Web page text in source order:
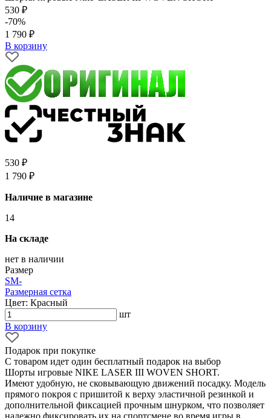
530 ₽
-70%
1 790 ₽
В корзину
530 ₽
1 790 ₽
Наличие в магазине
14
На складе
нет в наличии
Размер
SM-
Размерная сетка
Цвет: Красный
шт
В корзину
Подарок при покупке
С товаром идет один бесплатный подарок на выбор
Шорты игровые NIKE LASER III WOVEN SHORT.
Имеют удобную, не сковывающую движений посадку. Модель
прямого покроя с пришитой к верху эластичной резинкой и
дополнительной фиксацией прочным шнурком, что позволяет
надежно фиксировать их на спортсмене во время игры в